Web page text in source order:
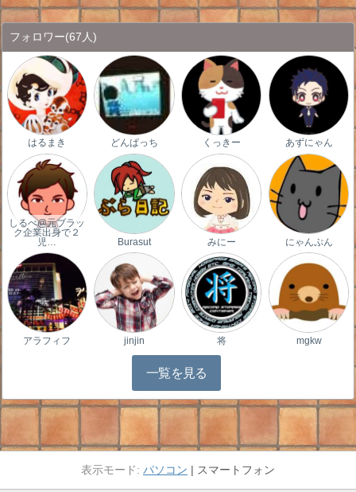
フォロワー(67人)
はるまき どんぱっち くっきー あずにゃん
しるべ@元ブラッ
ク企業出身で２
児…
Burasut みにー にゃんぷん
アラフィフ jinjin 将 mgkw
一覧を見る
パソコン スマートフォン